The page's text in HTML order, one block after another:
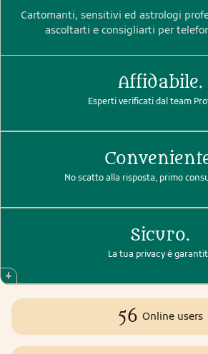
Cartomanti, sensitivi ed astrologi
ascoltarti e consigliarti per
Affidabile.
Esperti verificati dal team
No scatto alla risposta, primo
Sicuro.
La tua privacy è
56 Online users